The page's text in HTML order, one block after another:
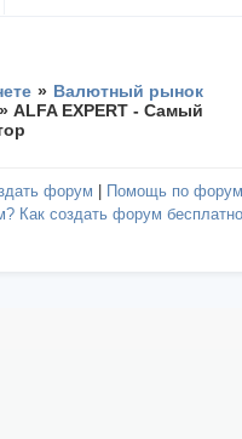
» Валютный рынок
»ALFA EXPERT - Самый
форум Помощь по